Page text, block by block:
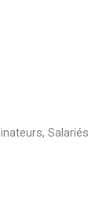
Salariés